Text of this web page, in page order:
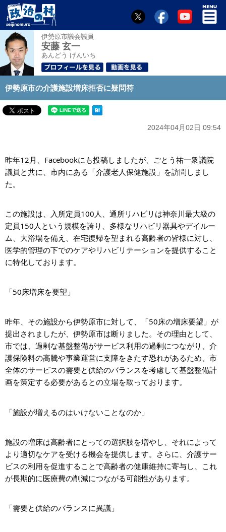
伊勢原市議会議員
安藤 玄一
あんどう げんいち
伊勢原市の介護施設増床拒否に疑問符
2024年04月02日 09:54
昨年12月、Facebookにも投稿しましたが、ごとう祐一衆議院
議員と共に、市内にある「介護老人保健施設」を訪問しまし
た。
この施設は、入所定員100人、通所リハビリは神奈川最大級の
定員150人という規模を誇り、多様なリハビリ器具やデイルー
ム、大浴場を備え、在宅復帰を望まれる高齢者の皆様に対し、
医学的管理の下でのケアやリハビリテーションを提供すること
に特化しております。
「50床増床を要望」
昨年、その施設から伊勢原市に対して、「50床の増床要望」が
提出されましたが、伊勢原市は断りました。その理由として、
市では、過剰な基盤整備がサービス利用の過剰につながり、介
護保険料の高騰や事業運営に支障をきたす恐れがあるため、市
全体のサービスの需要と供給のバランスを考慮して基盤整備計
画を策定する必要があるとの立場を取っております。
「施設が増えるのはいけないことなのか」
施設の増床は高齢者にとっての選択肢を増やし、それによって
より適切なケアを受ける機会を提供します。さらに、介護サー
ビスの利用を促進することで高齢者の健康維持に寄与し、これ
が長期的に医療費の削減につながる可能性があります。
「需要と供給のバランスに異議」